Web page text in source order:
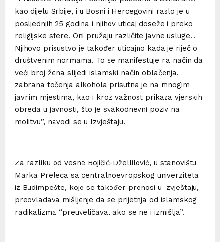
kao dijelu Srbije, i u Bosni i Hercegovini raslo je u
posljednjih 25 godina i njihov uticaj doseže i preko
religijske sfere. Oni pružaju različite javne usluge…
Njihovo prisustvo je također uticajno kada je riječ o
društvenim normama. To se manifestuje na način da
veći broj žena slijedi islamski način oblačenja,
zabrana točenja alkohola prisutna je na mnogim
javnim mjestima, kao i kroz važnost prikaza vjerskih
obreda u javnosti, što je svakodnevni poziv na
molitvu”, navodi se u Izvještaju.
Za razliku od Vesne Bojičić-Džellilović, u stanovištu
Marka Preleca sa centralnoevropskog univerziteta
iz Budimpešte, koje se također prenosi u Izvještaju,
preovladava mišljenje da se prijetnja od islamskog
radikalizma “preuveličava, ako se ne i izmišlja”.